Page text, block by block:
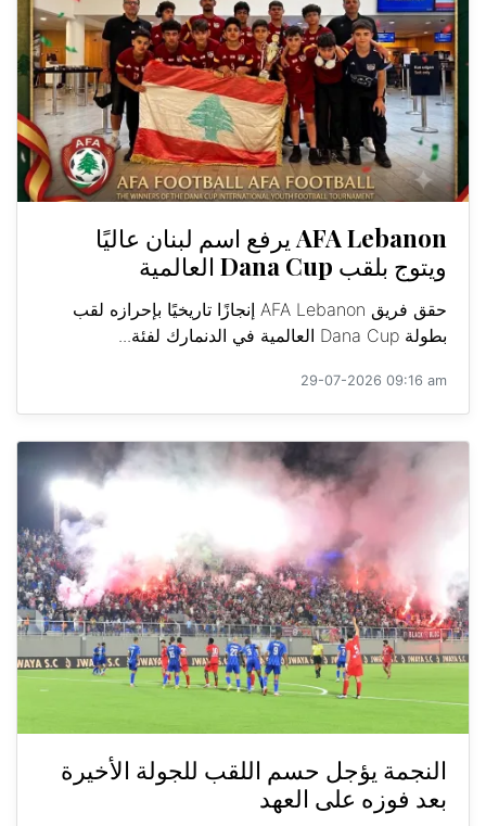
AFA Lebanon يرفع اسم لبنان عاليًا
ويتوج بلقب Dana Cup العالمية
حقق فريق AFA Lebanon إنجازًا تاريخيًا بإحرازه لقب
بطولة Dana Cup العالمية في الدنمارك لفئة...
29-07-2026 09:16 am
النجمة يؤجل حسم اللقب للجولة الأخيرة
بعد فوزه على العهد